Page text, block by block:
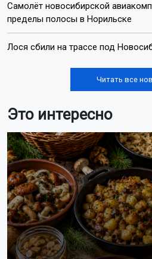
Самолёт новосибирской
пределы полосы в Норильске
Лося сбили на трассе под
Читать все
Это интересно